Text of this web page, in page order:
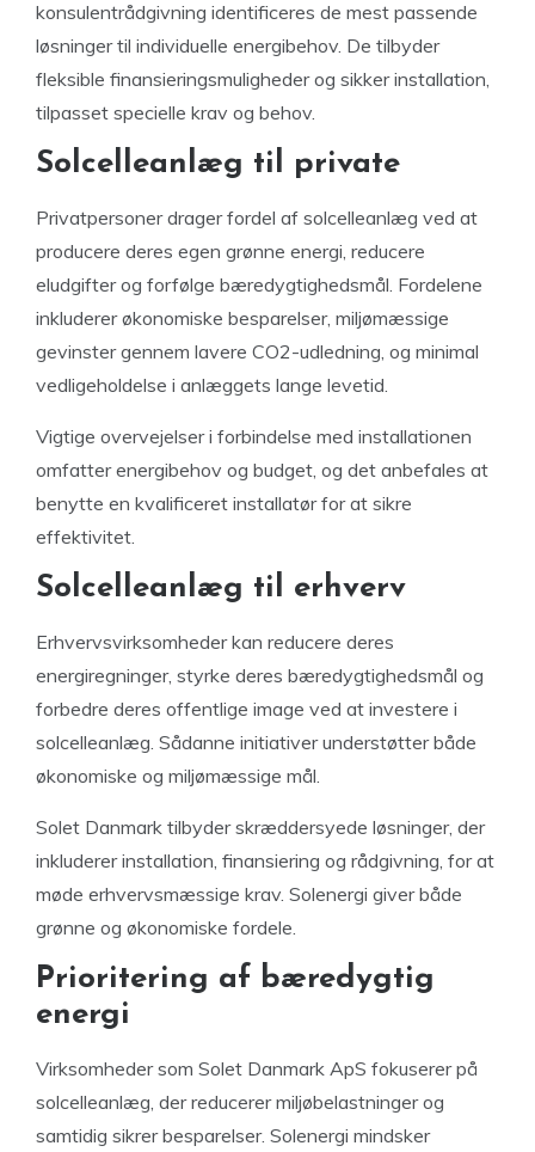
konsulentrådgivning identificeres de mest passende
løsninger til individuelle energibehov. De tilbyder
fleksible finansieringsmuligheder og sikker installation,
tilpasset specielle krav og behov.
Solcelleanlæg til private
Privatpersoner drager fordel af solcelleanlæg ved at
producere deres egen grønne energi, reducere
eludgifter og forfølge bæredygtighedsmål. Fordelene
inkluderer økonomiske besparelser, miljømæssige
gevinster gennem lavere CO2-udledning, og minimal
vedligeholdelse i anlæggets lange levetid.
Vigtige overvejelser i forbindelse med installationen
omfatter energibehov og budget, og det anbefales at
benytte en kvalificeret installatør for at sikre
effektivitet.
Solcelleanlæg til erhverv
Erhvervsvirksomheder kan reducere deres
energiregninger, styrke deres bæredygtighedsmål og
forbedre deres offentlige image ved at investere i
solcelleanlæg. Sådanne initiativer understøtter både
økonomiske og miljømæssige mål.
Solet Danmark tilbyder skræddersyede løsninger, der
inkluderer installation, finansiering og rådgivning, for at
møde erhvervsmæssige krav. Solenergi giver både
grønne og økonomiske fordele.
Prioritering af bæredygtig
energi
Virksomheder som Solet Danmark ApS fokuserer på
solcelleanlæg, der reducerer miljøbelastninger og
samtidig sikrer besparelser. Solenergi mindsker